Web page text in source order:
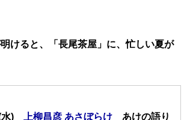
けると、「長尾茶屋」に、忙しい夏が
水) 上柳昌彦 あさぼらけ あけの語り